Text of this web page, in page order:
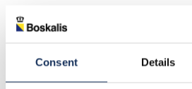
Consent Details
Download dit